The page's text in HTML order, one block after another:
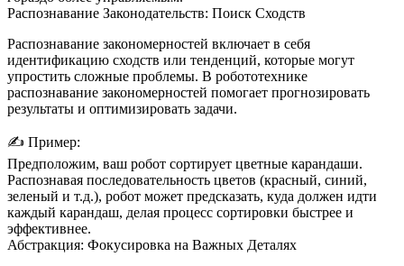
Распознавание Законодательств: Поиск Сходств
Распознавание закономерностей включает в себя
идентификацию сходств или тенденций, которые могут
упростить сложные проблемы. В робототехнике
распознавание закономерностей помогает прогнозировать
результаты и оптимизировать задачи.
✍️ Пример:
Предположим, ваш робот сортирует цветные карандаши.
Распознавая последовательность цветов (красный, синий,
зеленый и т.д.), робот может предсказать, куда должен идти
каждый карандаш, делая процесс сортировки быстрее и
эффективнее.
Абстракция: Фокусировка на Важных Деталях